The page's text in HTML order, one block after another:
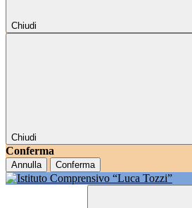
Chiudi
Chiudi
Conferma
Annulla Conferma